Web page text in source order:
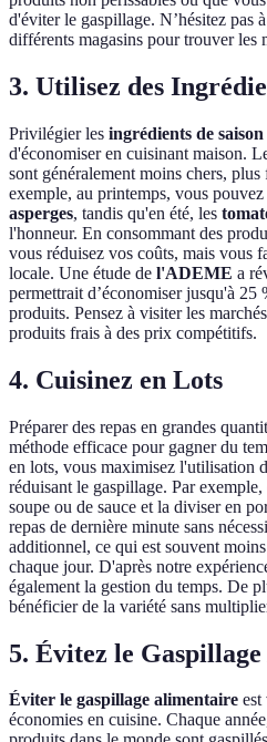
d'éviter le gaspillage. N’hésitez pas
différents magasins pour trouver les
3. Utilisez des
Privilégier les ingrédients de saison
d'économiser en cuisinant maison.
sont généralement moins chers,
exemple, au printemps, vous
asperges, tandis qu'en été, les
l'honneur. En consommant des
vous réduisez vos coûts, mais vous
locale. Une étude de l'ADEME a
permettrait d’économiser jusqu'à 25
produits. Pensez à visiter les
produits frais à des prix compétitifs.
4. Cuisinez en Lots
Préparer des repas en grandes
méthode efficace pour gagner du
en lots, vous maximisez l'utilisation
réduisant le gaspillage. Par
soupe ou de sauce et la diviser en
repas de dernière minute sans
additionnel, ce qui est souvent
chaque jour. D'après notre
également la gestion du temps. De
bénéficier de la variété sans
5. Évitez le
Éviter le gaspillage alimentaire est
économies en cuisine. Chaque